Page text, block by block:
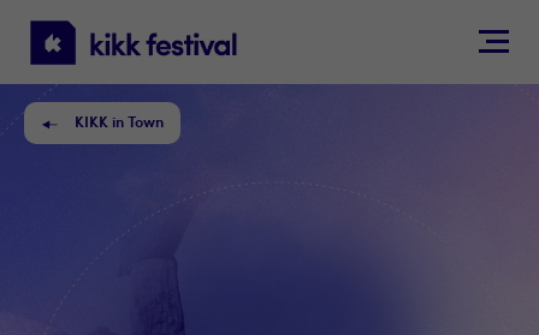
KIKK
Festival
KIKK in Town